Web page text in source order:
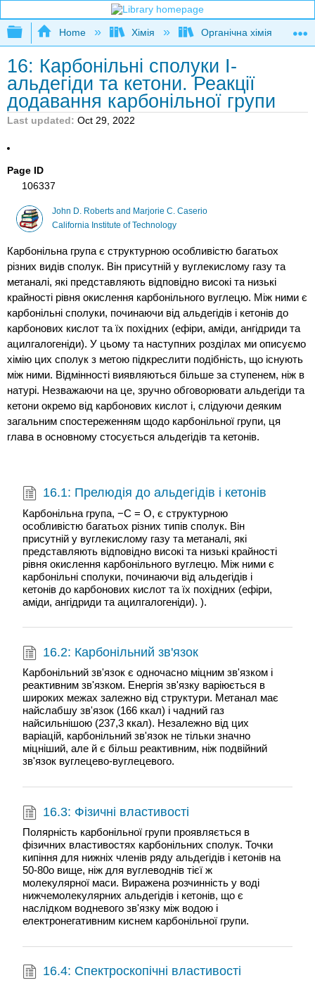
Expand/collapse global hierarchy
Home Хімія Органічна хімія
16: Карбонільні сполуки I-
альдегіди та кетони. Реакції
додавання карбонільної групи
Last updated Oct 29, 2022
Page ID
106337
John D. Roberts and Marjorie C. Caserio
California Institute of Technology
Карбонільна група є структурною особливістю багатьох
різних видів сполук. Він присутній у вуглекислому газу та
метаналі, які представляють відповідно високі та низькі
крайності рівня окислення карбонільного вуглецю. Між ними є
карбонільні сполуки, починаючи від альдегідів і кетонів до
карбонових кислот та їх похідних (ефіри, аміди, ангідриди та
ацилгалогеніди). У цьому та наступних розділах ми описуємо
хімію цих сполук з метою підкреслити подібність, що існують
між ними. Відмінності виявляються більше за ступенем, ніж в
натурі. Незважаючи на це, зручно обговорювати альдегіди та
кетони окремо від карбонових кислот і, слідуючи деяким
загальним спостереженням щодо карбонільної групи, ця
глава в основному стосується альдегідів та кетонів.
16.1: Прелюдія до альдегідів і кетонів
Карбонільна група, −C = O, є структурною
особливістю багатьох різних типів сполук. Він
присутній у вуглекислому газу та метаналі, які
представляють відповідно високі та низькі крайності
рівня окислення карбонільного вуглецю. Між ними є
карбонільні сполуки, починаючи від альдегідів і
кетонів до карбонових кислот та їх похідних (ефіри,
аміди, ангідриди та ацилгалогеніди). ).
16.2: Карбонільний зв'язок
Карбонільний зв'язок є одночасно міцним зв'язком і
реактивним зв'язком. Енергія зв'язку варіюється в
широких межах залежно від структури. Метанал має
найслабшу зв'язок (166 ккал) і чадний газ
найсильнішою (237,3 ккал). Незалежно від цих
варіацій, карбонільний зв'язок не тільки значно
міцніший, але й є більш реактивним, ніж подвійний
зв'язок вуглецево-вуглецевого.
16.3: Фізичні властивості
Полярність карбонільної групи проявляється в
фізичних властивостях карбонільних сполук. Точки
кипіння для нижніх членів ряду альдегідів і кетонів на
50-80о вище, ніж для вуглеводнів тієї ж
молекулярної маси. Виражена розчинність у воді
нижчемолекулярних альдегідів і кетонів, що є
наслідком водневого зв'язку між водою і
електронегативним киснем карбонільної групи.
16.4: Спектроскопічні властивості